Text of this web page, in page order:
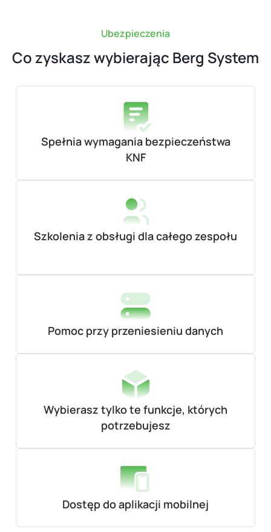
Ubezpieczenia
Co zyskasz wybierając Berg System
Spełnia wymagania bezpieczeństwa
KNF
Szkolenia z obsługi dla całego zespołu
Pomoc przy przeniesieniu danych
Wybierasz tylko te funkcje, których
potrzebujesz
Dostęp do aplikacji mobilnej